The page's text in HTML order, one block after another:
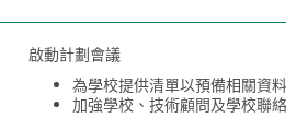
啟動計劃會議
為學校提供清單以預備相關資料
加強學校、技術顧問及學校聯絡主